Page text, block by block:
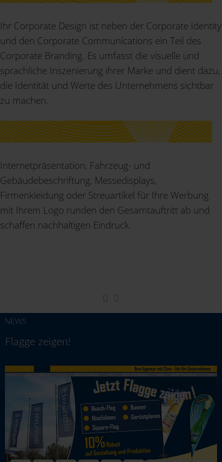
Ihr Corporate Design ist neben der Corporate Identity
und den Corporate Communications ein Teil des
Corporate Branding. Es umfasst die visuelle und
sprachliche Inszenierung ihrer Marke und dient dazu,
die Identität und Werte des Unternehmens sichtbar
zu machen.
Internetpräsentation, Fahrzeug- und
Gebäudebeschriftung, Messedisplays,
Firmenkleidung oder Streuartikel für Ihre Werbung
mit Ihrem Logo runden den Gesamtauftritt ab und
schaffen nachhaltigen Eindruck.
NEWS
Flagge zeigen!